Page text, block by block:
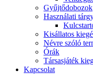
Gyűjtődobozok
Használati
Kisállatos
Névre szóló
Órák
Társasjáték
Kapcsolat